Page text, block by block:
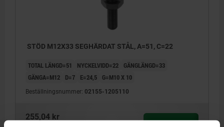
STÖD M12X33 SEGHÄRDAT STÅL, A=51, C=22
TOTAL LÄNGD=51 NYCKELVIDD=22
GÄNGLÄNGD=33
GÄNGA=M12
D=7 E=24,5 G=M10 X 10
Beställningsnummer: 02155-1205110
255,04 kr
DETALJER